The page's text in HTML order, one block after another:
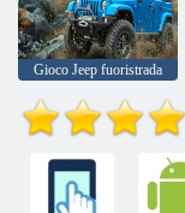
Gioco Jeep fuoristrada